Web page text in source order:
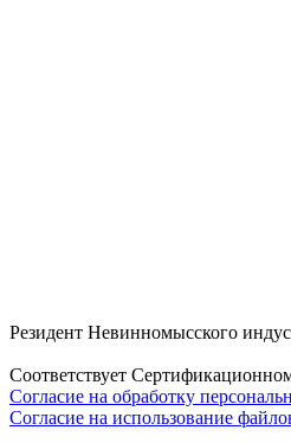
Резидент Невинномысского
Соответствует
Согласие на обработку
Согласие на использование